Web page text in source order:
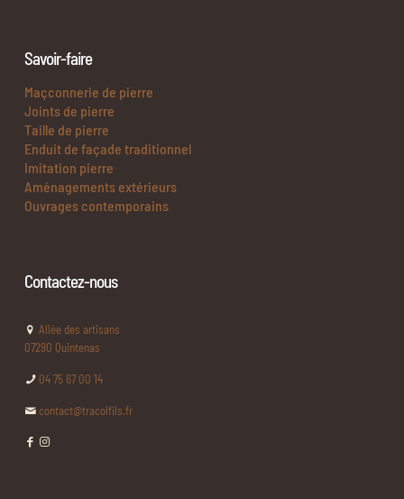
Savoir-faire
Maçconnerie de pierre
Joints de pierre
Taille de pierre
Enduit de façade traditionnel
Imitation pierre
Aménagements extérieurs
Ouvrages contemporains
Contactez-nous
Allée des artisans
07290 Quintenas
04 75 67 00 14
contact@tracolfils.fr